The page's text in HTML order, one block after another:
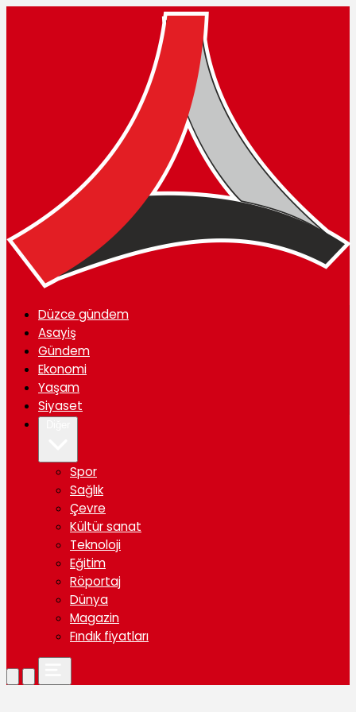
Düzce gündem
Asayiş
Gündem
Ekonomi
Yaşam
Siyaset
Spor
Sağlık
Çevre
Kültür sanat
Teknoloji
Eğitim
Röportaj
Dünya
Magazin
Fındık fiyatları